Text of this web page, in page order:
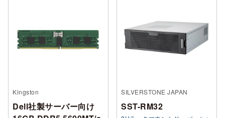
Kingston
Dell社製サーバー向け
SILVERSTONE JAPAN
SST-RM32